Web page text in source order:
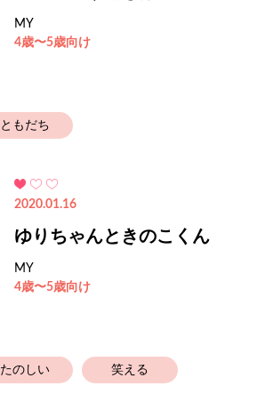
MY
4歳〜5歳向け
ともだち
2020.01.16
ゆりちゃんときのこくん
MY
4歳〜5歳向け
たのしい 笑える